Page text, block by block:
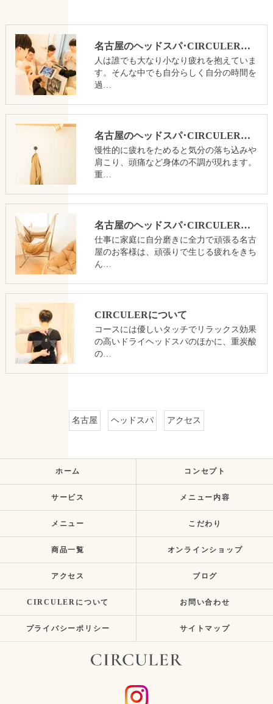
名古屋のヘッドスパ･CIRCULERの口コミ情報
人は誰でも大なり小なり疲れを抱えていま
す。そんな中でも自分らしく自分の時間を
過…
名古屋のヘッドスパ･CIRCULERの評判
慢性的に疲れをためると気分の落ち込みや
肩こり、頭痛など身体の不調が現れます。
重…
名古屋のヘッドスパ･CIRCULERのお客様の声
仕事に家庭に自分磨きに全力で頑張る名古
屋のお客様は、頑張りで生じる疲れをきち
ん…
CIRCULERについて
コースには優しいタッチでリラックス効果
の高いドライヘッドスパのほかに、重炭酸
の…
名古屋 ヘッドスパ アクセス
ホーム コンセプト
サービス メニュー内容
メニュー こだわり
商品一覧 オンラインショップ
アクセス ブログ
CIRCULERについて お問い合わせ
プライバシーポリシー サイトマップ